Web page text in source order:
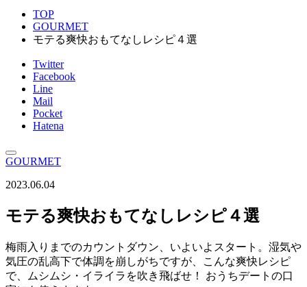
TOP
GOURMET
モテる爽快おもてなしレシピ４選
Twitter
Facebook
Line
Mail
Pocket
Hatena
GOURMET
2023.06.04
モテる爽快おもてなしレシピ４選
梅雨入りまでのカウントダウン、いよいよスタート。湿気や
気圧の乱高下で体調を崩しがちですが、こんな爽快レシピ
で、ムシムシ・イライラを吹き飛ばせ！ おうちデートの口